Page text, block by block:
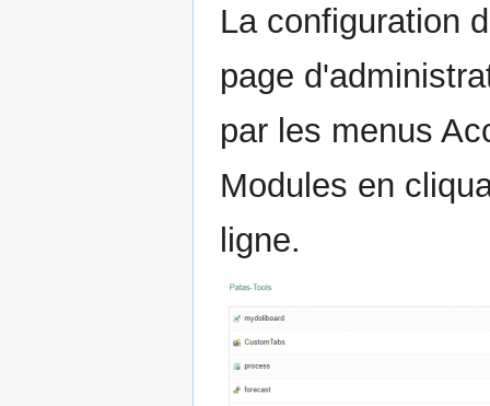
La configuration
page
par les menus
Modules en
ligne.